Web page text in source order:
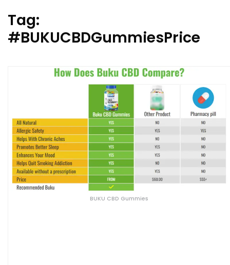
Tag:
#BUKUCBDGummiesPrice
BUKU CBD Gummies